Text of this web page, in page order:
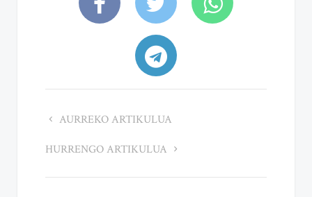
AURREKO ARTIKULUA
HURRENGO ARTIKULUA